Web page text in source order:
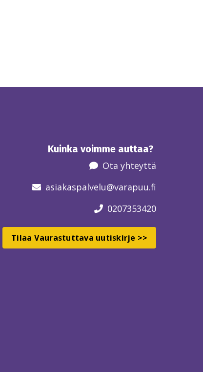
Kuinka voimme auttaa?
Ota yhteyttä
asiakaspalvelu@varapuu.fi
0207353420
Tilaa Vaurastuttava uutiskirje >>